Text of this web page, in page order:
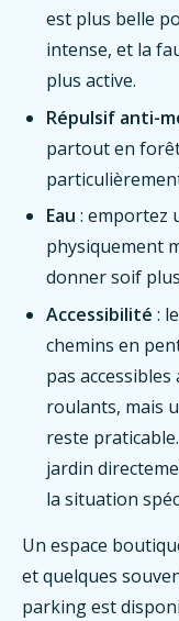
est plus belle
intense, et la
plus active.
Répulsif anti-
partout en
Eau : emportez
physiquement
donner soif
Accessibilité :
chemins en
pas
roulants, mais
reste
jardin
la situation
Un espace
et quelques
parking est